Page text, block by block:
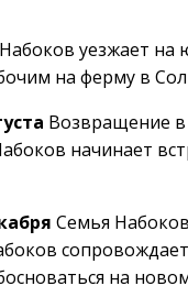
уезжает на
на ферму в
Возвращение
начинает
Семья
на